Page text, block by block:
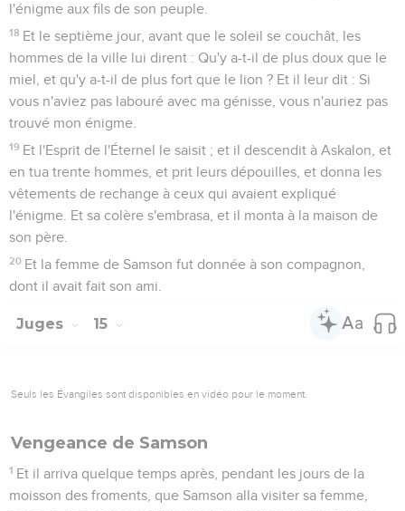
l'énigme aux fils de son peuple.
18 Et le septième jour, avant que le soleil se couchât, les
hommes de la ville lui dirent : Qu'y a-t-il de plus doux que le
miel, et qu'y a-t-il de plus fort que le lion ? Et il leur dit : Si
vous n'aviez pas labouré avec ma génisse, vous n'auriez pas
trouvé mon énigme.
19 Et l'Esprit de l'Éternel le saisit ; et il descendit à Askalon, et
en tua trente hommes, et prit leurs dépouilles, et donna les
vêtements de rechange à ceux qui avaient expliqué
l'énigme. Et sa colère s'embrasa, et il monta à la maison de
son père.
20 Et la femme de Samson fut donnée à son compagnon,
dont il avait fait son ami.
Juges 15
Seuls les Évangiles sont disponibles en vidéo pour le moment.
Vengeance de Samson
1 Et il arriva quelque temps après, pendant les jours de la
moisson des froments, que Samson alla visiter sa femme,